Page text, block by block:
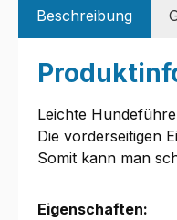
Beschreibung
Leichte
Die vorderseitigen
Somit kann man
Eigenschaften: